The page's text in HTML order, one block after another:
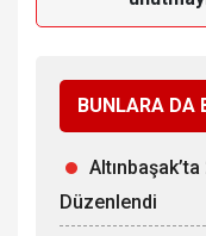
BUNLARA DA
Düzenlendi